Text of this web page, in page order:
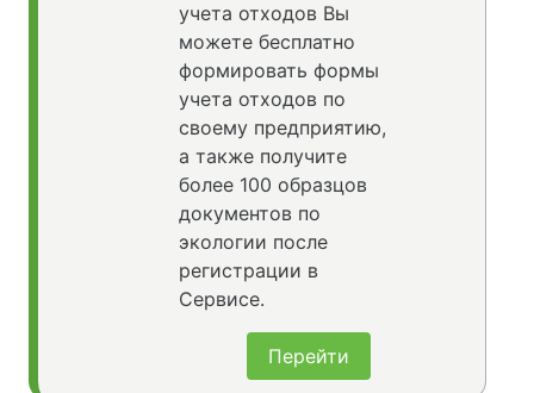
учета отходов Вы
можете бесплатно
формировать формы
учета отходов по
своему предприятию,
а также получите
более 100 образцов
документов по
экологии после
регистрации в
Сервисе.
Перейти